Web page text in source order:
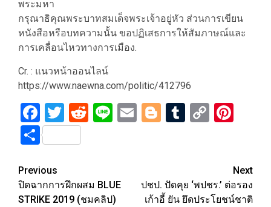
พระมหา
กรุณาธิคุณพระบาทสมเด็จพระเจ้าอยู่หัว ส่วนการเขียน
หนังสือหรือบทความนั้น ขอปฏิเสธการให้สัมภาษณ์และ
การเคลื่อนไหวทางการเมือง.
Cr. : แนวหน้าออนไลน์
https://www.naewna.com/politic/412796
Facebook
Twitter
Reddit
LineEmailBlogger
Tumblr
Copy
Share
Post
navigation
Previous
ปิดฉากการฝึกผสม BLUE
STRIKE 2019 (ชมคลิป)
Next
ปชป. ปัดคุย ‘พปชร.’ ต่อรอง
เก้าอี้ ยัน ยึดประโยชน์ชาติ